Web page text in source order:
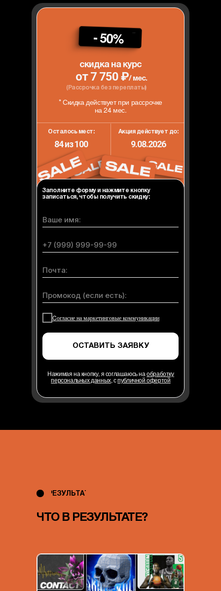
Заполните форму и нажмите кнопку
записаться, чтобы получить скидку:
Cогласие на маркетинговые коммуникации
ОСТАВИТЬ ЗАЯВКУ
скидка на курс
от 7 750 ₽/ мес.
(Рассрочка без переплаты)
Осталось мест:
84 из 100
Акция действует до:
9.08.2026
- 50%
* Скидка действует при рассрочке
на 24 мес.
Нажимая на кнопку, я соглашаюсь наобработку
персональных данных, спубличной офертой
ЧТО В РЕЗУЛЬТАТЕ?
РЕЗУЛЬТАТ